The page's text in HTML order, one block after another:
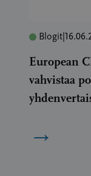
Blogit
European
vahvistaa
→